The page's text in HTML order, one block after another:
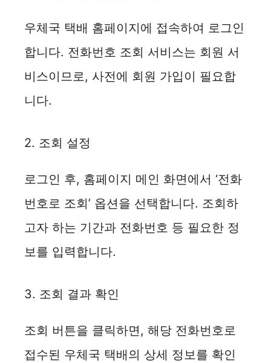
우체국 택배 홈페이지에 접속하여 로그인
합니다. 전화번호 조회 서비스는 회원 서
비스이므로, 사전에 회원 가입이 필요합
니다.
2. 조회 설정
로그인 후, 홈페이지 메인 화면에서 ‘전화
번호로 조회’ 옵션을 선택합니다. 조회하
고자 하는 기간과 전화번호 등 필요한 정
보를 입력합니다.
3. 조회 결과 확인
조회 버튼을 클릭하면, 해당 전화번호로
접수된 우체국 택배의 상세 정보를 확인